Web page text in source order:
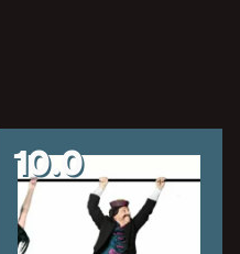
10.0